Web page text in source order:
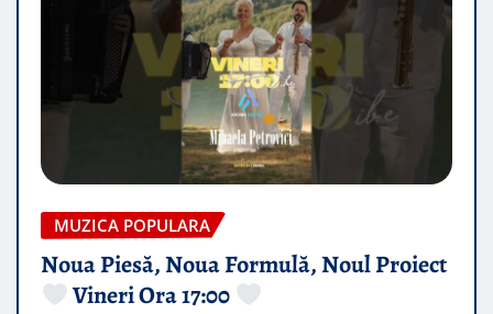
MUZICA POPULARA
Noua Piesă, Noua Formulă, Noul Proiect
Vineri Ora 17:00